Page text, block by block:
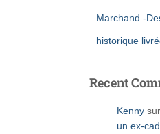
Marchand -
historique
Recent
Kennysur
un ex-